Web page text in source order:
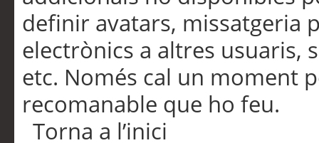
definir avatars, missatgeria
electrònics a altres usuaris,
etc. Només cal un moment
recomanable que ho feu.
Torna a l’inici